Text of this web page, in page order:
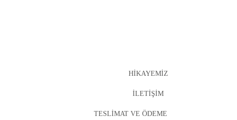
HIKAYEMIZ
İLETIŞIM
TESLIMAT VE ÖDEME